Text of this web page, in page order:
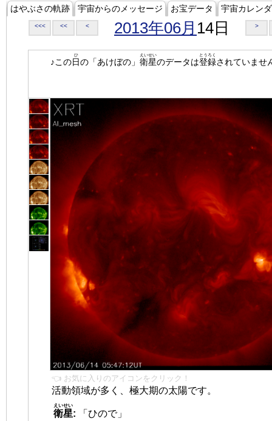
はやぶさの軌跡 宇宙からのメッセージ お宝データ 宇宙カレン
<<< << < 2013年06月 14日 >
♪この日
ひ
の「あけぼの」 衛星
えいせい
のデータは登録
とうろく
されていませ
👈 お気に入りのアイコンをクリック！
活動領域が多く、極大期の太陽です。
衛星
えいせい
:
「ひので」